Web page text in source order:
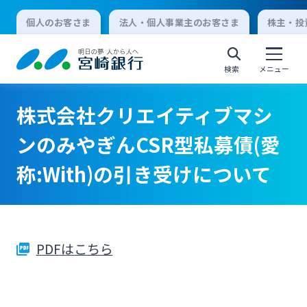
個人のお客さま 法人・個人事業主のお客さま 株主・
検索 メニュー
個人向けインターネットバンキング
ログオン
株式会社クリエイティブマシ
ンのみやぎんCSR型私募債(愛
称:With)の引き受けについて
PDFはこちら